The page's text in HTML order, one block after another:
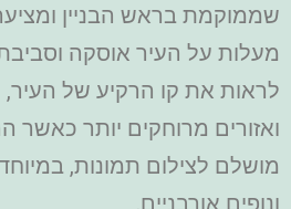
מעלות על העיר אוסקה
לראות את קו הרקיע של העיר,
ואזורים מרוחקים יותר כאשר
מושלם לצילום תמונות,
ונופים אורבניים.